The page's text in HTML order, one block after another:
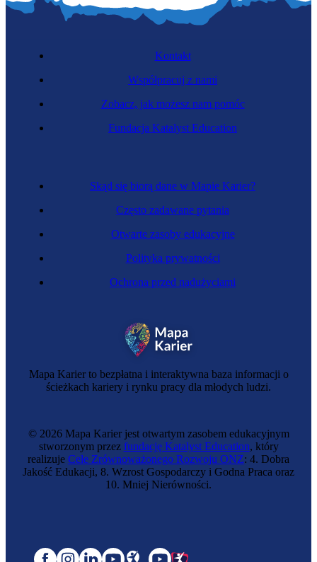
Mapa Karier to bezpłatna i interaktywna baza informacji o
ścieżkach kariery i rynku pracy dla młodych ludzi.
Skąd się biorą dane w Mapie Karier?
Często zadawane pytania
Otwarte zasoby edukacyjne
Polityka prywatności
Ochrona przed nadużyciami
Kontakt
Współpracuj z nami
Zobacz, jak możesz nam pomóc
Fundacja Katalyst Education
© 2026 Mapa Karier jest otwartym zasobem edukacyjnym
stworzonym przez fundację Katalyst Education, który
realizuje Cele Zrównoważonego Rozwoju ONZ: 4. Dobra
Jakość Edukacji, 8. Wzrost Gospodarczy i Godna Praca oraz
10. Mniej Nierówności.